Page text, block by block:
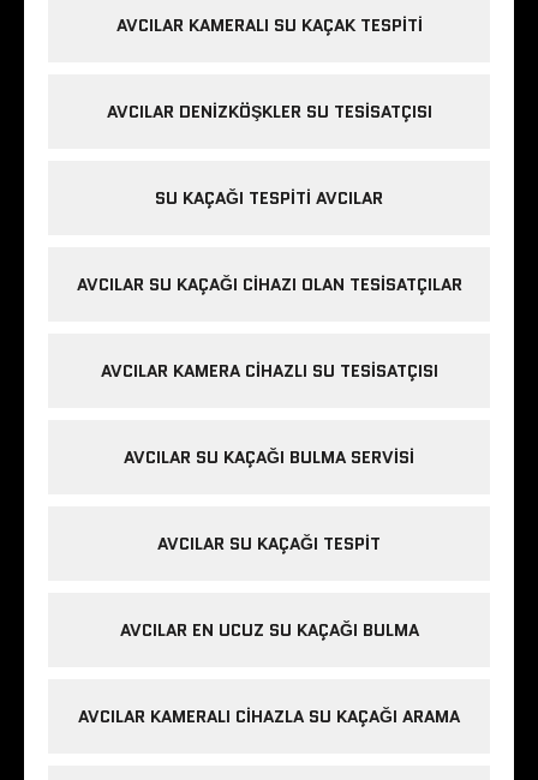
AVCILAR KAMERALI SU KAÇAK TESPITI
AVCILAR DENIZKÖŞKLER SU TESISATÇISI
SU KAÇAĞI TESPITI AVCILAR
AVCILAR SU KAÇAĞI CIHAZI OLAN TESISATÇILAR
AVCILAR KAMERA CIHAZLI SU TESISATÇISI
AVCILAR SU KAÇAĞI BULMA SERVISI
AVCILAR SU KAÇAĞI TESPIT
AVCILAR EN UCUZ SU KAÇAĞI BULMA
AVCILAR KAMERALI CIHAZLA SU KAÇAĞI ARAMA